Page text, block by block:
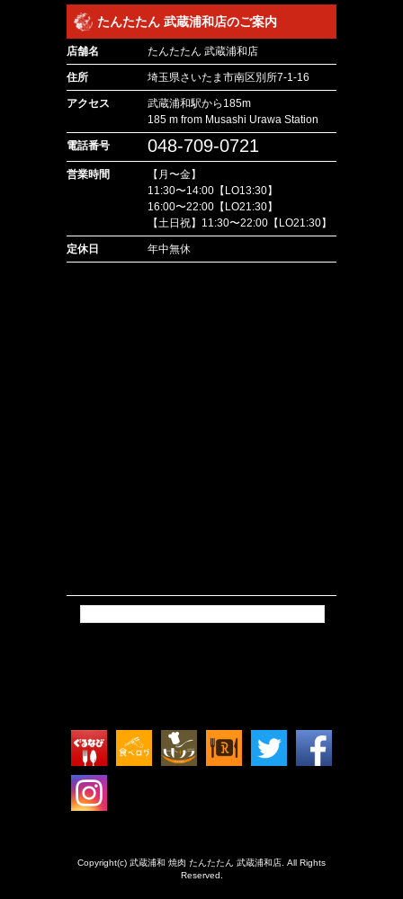
たんたたん 武蔵浦和店のご案内
店舗名 たんたたん 武蔵浦和店
住所 埼玉県さいたま市南区別所7-1-16
アクセス
武蔵浦和駅から185m
185 m from Musashi Urawa Station
電話番号 048-709-0721
営業時間
【月〜金】
11:30〜14:00【LO13:30】
16:00〜22:00【LO21:30】
【土日祝】11:30〜22:00【LO21:30】
定休日 年中無休
Copyright(c) 武蔵浦和 焼肉 たんたたん 武蔵浦和店. All Rights
Reserved.